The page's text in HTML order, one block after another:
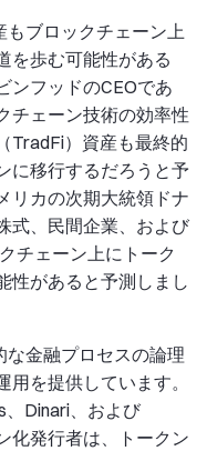
もブロックチェーン上
を歩む可能性がある
ンフッドのCEOであ
チェーン技術の効率性
TradFi）資産も最終的
に移行するだろうと予
リカの次期大統領ドナ
式、民間企業、および
チェーン上にトーク
性があると予測しまし
金融プロセスの論理
を提供しています。
Dinari、および
化発行者は、トークン